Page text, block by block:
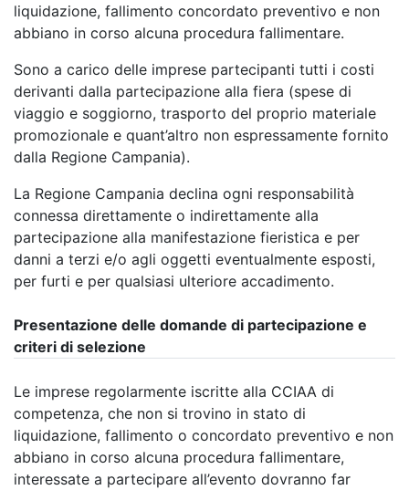
liquidazione, fallimento concordato preventivo e non
abbiano in corso alcuna procedura fallimentare.
Sono a carico delle imprese partecipanti tutti i costi
derivanti dalla partecipazione alla fiera (spese di
viaggio e soggiorno, trasporto del proprio materiale
promozionale e quant’altro non espressamente fornito
dalla Regione Campania).
La Regione Campania declina ogni responsabilità
connessa direttamente o indirettamente alla
partecipazione alla manifestazione fieristica e per
danni a terzi e/o agli oggetti eventualmente esposti,
per furti e per qualsiasi ulteriore accadimento.
Presentazione delle domande di partecipazione e
criteri di selezione
Le imprese regolarmente iscritte alla CCIAA di
competenza, che non si trovino in stato di
liquidazione, fallimento o concordato preventivo e non
abbiano in corso alcuna procedura fallimentare,
interessate a partecipare all’evento dovranno far